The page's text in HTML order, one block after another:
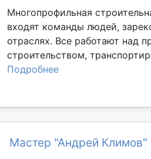
Многопрофильная
входят команды людей,
отраслях. Все работают над
строительством,
Подробнее
Мастер "Андрей Климов"